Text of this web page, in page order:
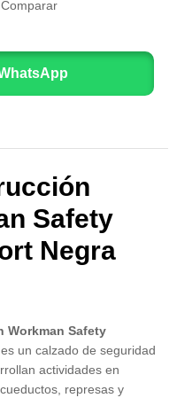
Comparar
Safety
Negra
Workman Safety
es un calzado de seguridad
actividades en
represas y